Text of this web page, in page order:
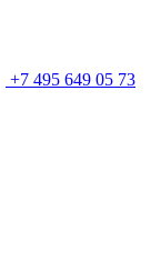
+7 495 649 05 73